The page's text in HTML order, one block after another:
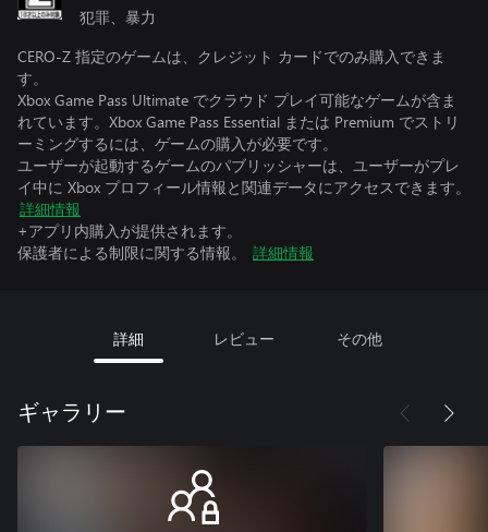
犯罪、暴力
CERO-Z 指定のゲームは、クレジット カードでのみ購入できま
す。
Xbox Game Pass Ultimate でクラウド プレイ可能なゲームが含ま
れています。Xbox Game Pass Essential または Premium でストリ
ーミングするには、ゲームの購入が必要です。
ユーザーが起動するゲームのパブリッシャーは、ユーザーがプレ
イ中に Xbox プロフィール情報と関連データにアクセスできます。
詳細情報
+アプリ内購入が提供されます。
保護者による制限に関する情報。
詳細情報
詳細 レビュー その他
ギャラリー